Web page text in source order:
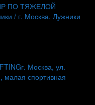
ПО ТЯЖЕЛОЙ
/ г. Москва, Лужники
г. Москва, ул.
малая спортивная